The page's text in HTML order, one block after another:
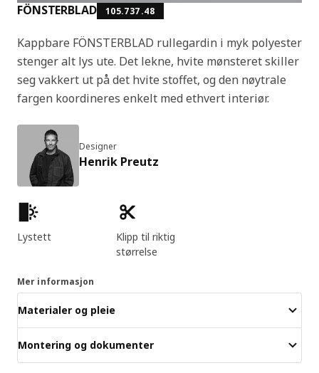
FÖNSTERBLAD 105.737.48
Kappbare FÖNSTERBLAD rullegardin i myk polyester
stenger alt lys ute. Det lekne, hvite mønsteret skiller
seg vakkert ut på det hvite stoffet, og den nøytrale
fargen koordineres enkelt med ethvert interiør.
Designer
Henrik Preutz
Produktfunksjoner
Lystett
Klipp til riktig
størrelse
Mer informasjon
Materialer og pleie
Montering og dokumenter